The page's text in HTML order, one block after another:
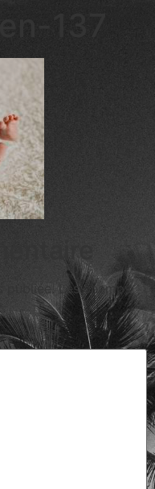
137
publiée.
Les champs